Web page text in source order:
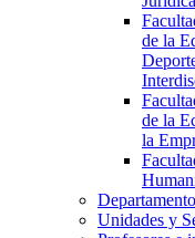
de la
de la
la
Unidades y